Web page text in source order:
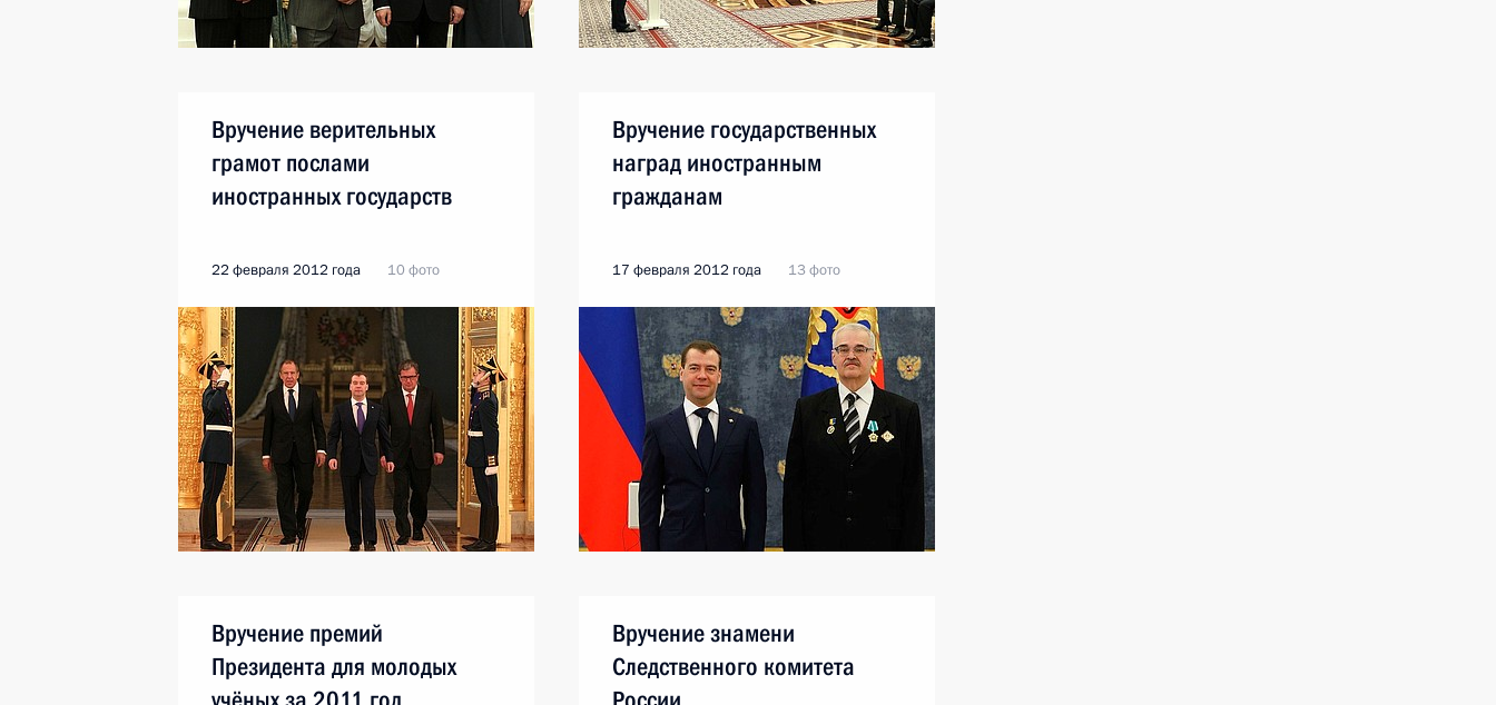
Вручение верительных
грамот послами
иностранных государств
22 февраля 2012 года 10 фото
Вручение государственных
наград иностранным
гражданам
17 февраля 2012 года 13 фото
Вручение премий
Президента для молодых
Вручение знамени
Следственного комитета